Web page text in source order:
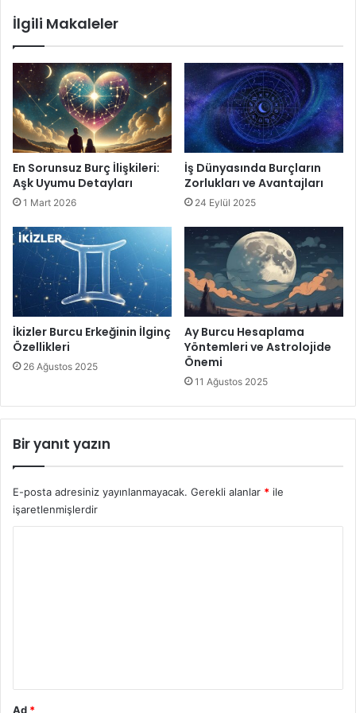
sabırları taştığı zaman depresyon yaşayabilirler ve bu
depresyondan uzun bir süre çıkamazlar.
Yengeç burcu bireylerin eğer güveni sarsıldıysa,
tekrar birine güvenmeleri çok uzun zaman alır.
Yengeç Burcu
İlgili Makaleler
En Sorunsuz Burç İlişkileri:
Aşk Uyumu Detayları
1 Mart 2026
İş Dünyasında Burçların
Zorlukları ve Avantajları
24 Eylül 2025
İkizler Burcu Erkeğinin İlginç
Özellikleri
26 Ağustos 2025
Ay Burcu Hesaplama
Yöntemleri ve Astrolojide
Önemi
11 Ağustos 2025
Bir yanıt yazın
E-posta adresiniz yayınlanmayacak. Gerekli alanlar * ile
işaretlenmişlerdir
Ad *